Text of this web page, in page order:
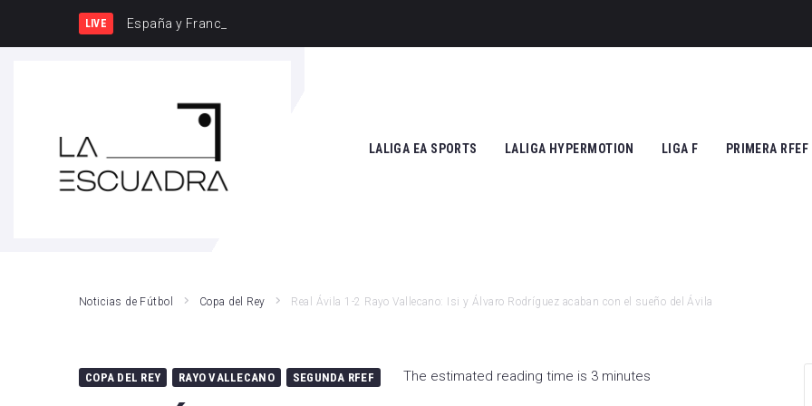
LIVE España y Francia, una rivalidad que vuel
LALIGA EA SPORTS
Rayo Vallecano
Girona FC
LALIGA HYPERMOTION
FC Andorra
Granada CF
LIGA F
SD Eibar
PRIMERA RFEF
Noticias de Fútbol Copa del Rey Real Ávila 1-2 Rayo Vallecano: Isi y Álvaro Rodríguez acaban con el sueño del Ávila
COPA DEL REY RAYO VALLECANO SEGUNDA RFEF The estimated reading time is 3 minutes
SEARCH THIS WEBSITE